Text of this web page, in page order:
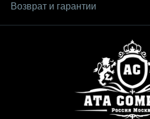
Возврат и гарантии